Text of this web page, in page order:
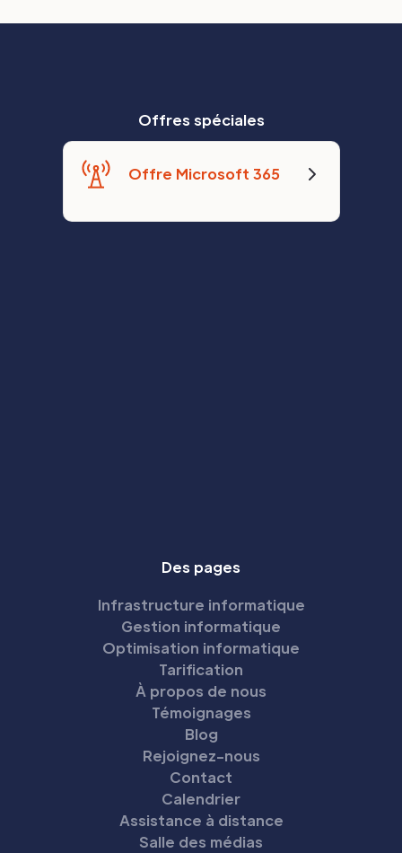
Des pages
Infrastructure informatique
Gestion informatique
Optimisation informatique
Tarification
À propos de nous
Témoignages
Blog
Rejoignez-nous
Contact
Calendrier
Assistance à distance
Salle des médias
Offres spéciales
Offre Microsoft 365